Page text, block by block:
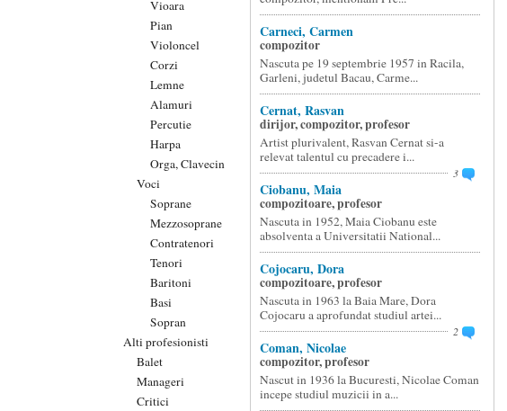
Vioara
Pian
Violoncel
Corzi
Lemne
Alamuri
Percutie
Harpa
Orga, Clavecin
Voci
Soprane
Mezzosoprane
Contratenori
Tenori
Baritoni
Basi
Sopran
Alti profesionisti
Balet
Manageri
Critici
Carneci, Carmen
compozitor
Nascuta pe 19 septembrie 1957 in Racila,
Garleni, judetul Bacau, Carme...
Cernat, Rasvan
dirijor, compozitor, profesor
Artist plurivalent, Rasvan Cernat si-a
relevat talentul cu precadere i...
3
Ciobanu, Maia
compozitoare, profesor
Nascuta in 1952, Maia Ciobanu este
absolventa a Universitatii National...
Cojocaru, Dora
compozitoare, profesor
Nascuta in 1963 la Baia Mare, Dora
Cojocaru a aprofundat studiul artei...
2
Coman, Nicolae
compozitor, profesor
Nascut in 1936 la Bucuresti, Nicolae Coman
incepe studiul muzicii in a...